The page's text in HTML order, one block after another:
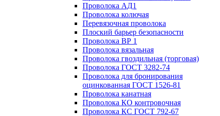
Проволока АД1
Проволока колючая
Перевязочная проволока
Плоский барьер безопасности
Проволока ВР 1
Проволока вязальная
Проволока гвоздильная (торговая)
Проволока ГОСТ 3282-74
Проволока для бронирования
оцинкованная ГОСТ 1526-81
Проволока канатная
Проволока КО контровочная
Проволока КС ГОСТ 792-67